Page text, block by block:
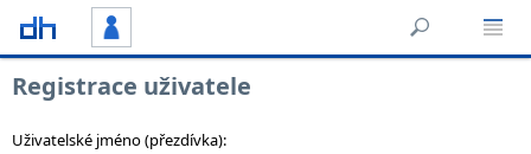
Registrace uživatele
Uživatelské jméno (přezdívka):